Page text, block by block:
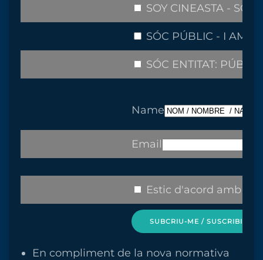
SOY CINEASTA -
SÓC PÚBLIC - I AM
SÓC ENTITAT:
Name
Email
Estic d'acord amb la
SUBCRIU-ME / SUSCRIBIRME
En compliment de la nova normativa